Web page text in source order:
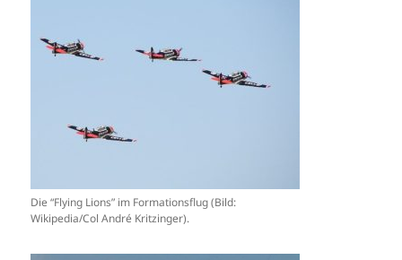
Die “Flying Lions” im Formationsflug (Bild:
Wikipedia/Col André Kritzinger).